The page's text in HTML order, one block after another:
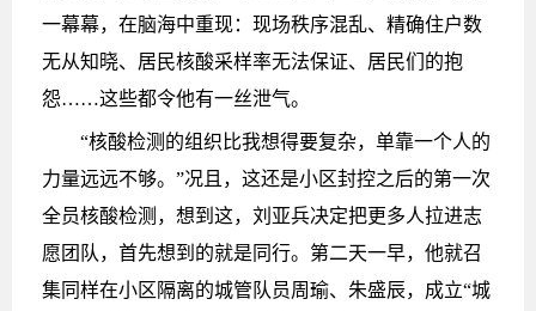
一幕幕，在脑海中重现：现场秩序混乱、精确住户数
无从知晓、居民核酸采样率无法保证、居民们的抱
怨……这些都令他有一丝泄气。
“核酸检测的组织比我想得要复杂，单靠一个人的
力量远远不够。”况且，这还是小区封控之后的第一次
全员核酸检测，想到这，刘亚兵决定把更多人拉进志
愿团队，首先想到的就是同行。第二天一早，他就召
集同样在小区隔离的城管队员周瑜、朱盛辰，成立“城